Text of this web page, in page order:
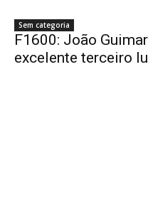
Sem categoria
F1600: João
excelente terceiro